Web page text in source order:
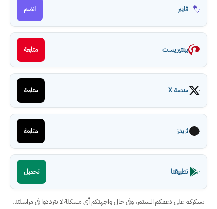
فايبر انضم
بينتيريست متابعة
منصة X متابعة
ثريدز متابعة
تطبيقنا تحميل
نشكركم على دعمكم المستمر، وفي حال واجهتكم أي مشكلة لا تترددوا في مراسلتنا.